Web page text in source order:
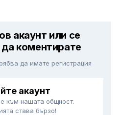
акаунт или се
коментирате
да имате регистрация
акаунт
към нашата общност.
става бързо!